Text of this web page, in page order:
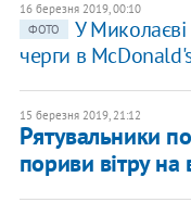
16 березня 2019, 00:10
ФОТО
У Миколаєві
черги в
15 березня 2019, 21:12
Рятувальники
пориви вітру на